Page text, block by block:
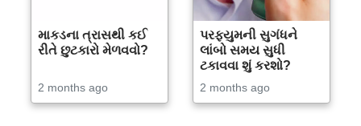
માકડના ત્રાસથી કઈ
રીતે છુટકારો મેળવવો?
2 months ago
પરફ્યુમની સુગંધને
લાંબો સમય સુધી
ટકાવવા શું કરશો?
2 months ago